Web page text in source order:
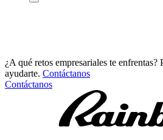
¿A qué retos empresariales te enfrentas?
ayudarte. Contáctanos
Contáctanos